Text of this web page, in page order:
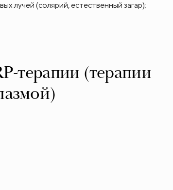
лучей (солярий, естественный загар);
терапии (терапии